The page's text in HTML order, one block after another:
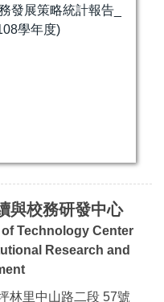
發展策略統計報告_
學年度)
與校務研發中心
Technology Center
Research and
林里中山路二段 57號